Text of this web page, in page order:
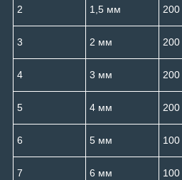
2 1,5 мм 200
3 2 мм 200
4 3 мм 200
5 4 мм 200
6 5 мм 100
7 6 мм 100